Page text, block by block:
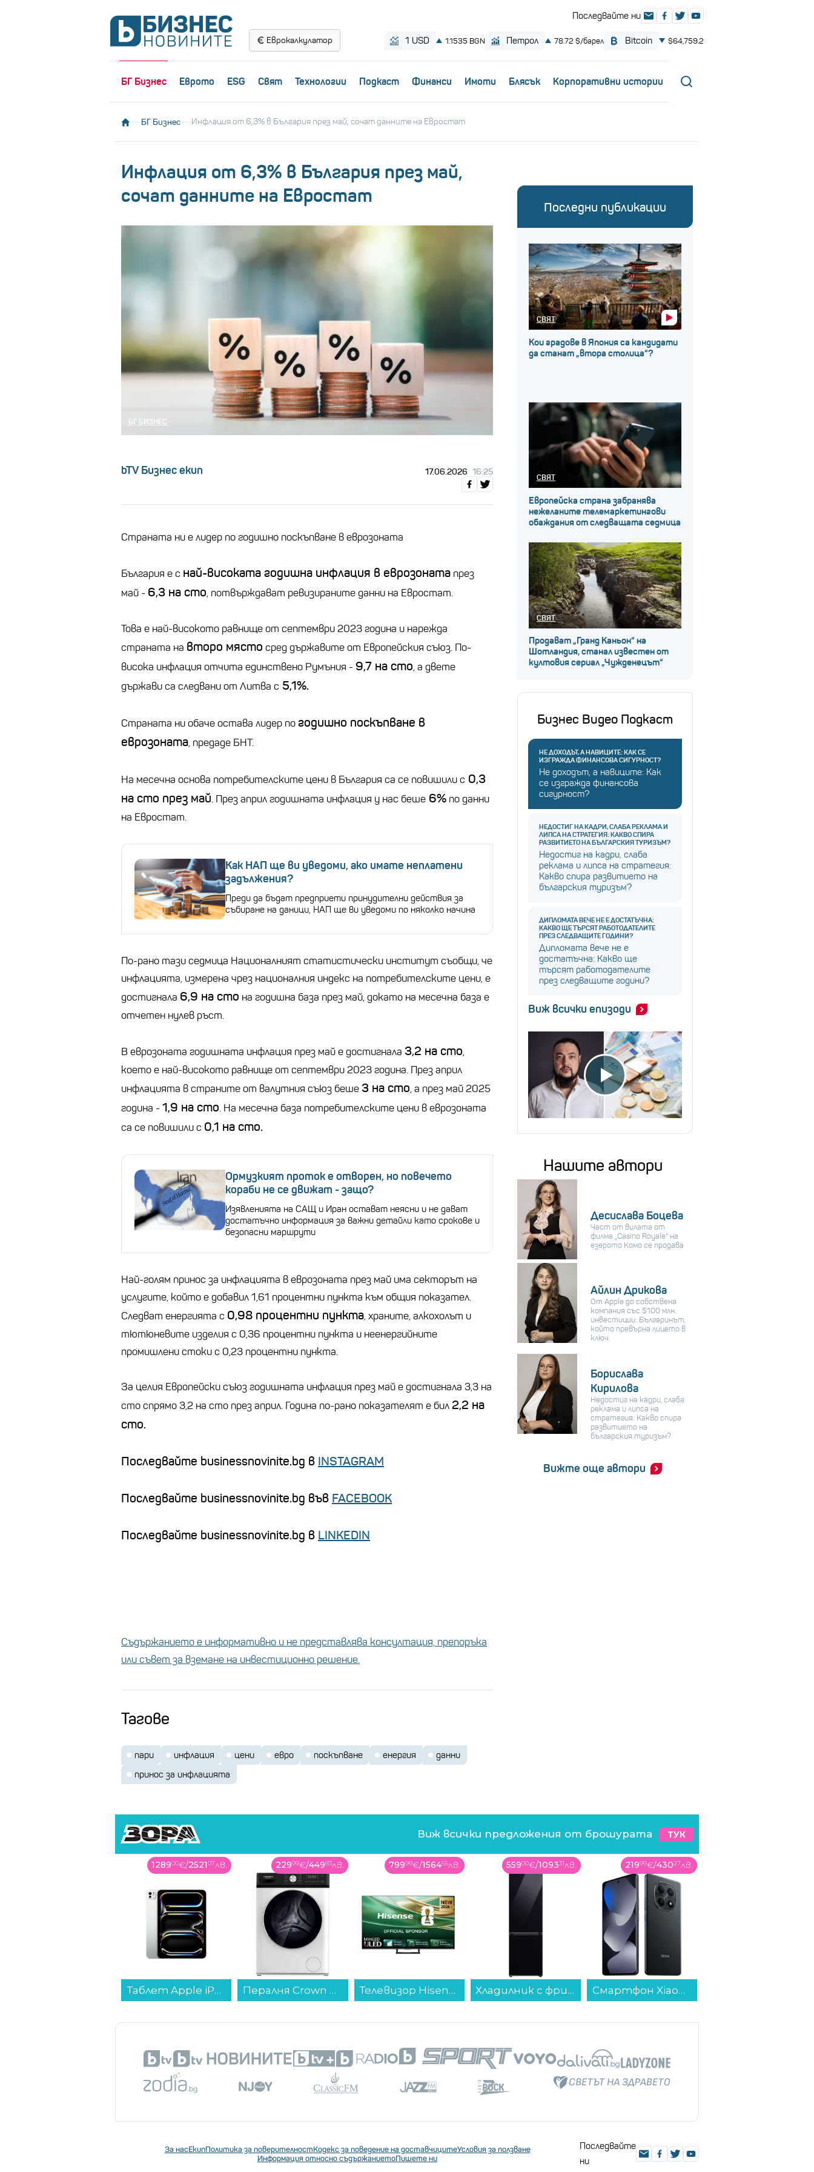
Еврокалкулатор
БГ Бизнес Еврото ESG Свят Технологии Пoдкаст Финанси Имоти Блясък Корпоративни истории
БГ Бизнес Инфлация от 6,3% в България през май, сочат данните на Евростат
Инфлация от 6,3% в България през май,
сочат данните на Евростат
БГ БИЗНЕС
bTV Бизнес екип 17.06.2026 16:25
Страната ни е лидер по годишно поскъпване в еврозоната
България е с най-високата годишна инфлация в еврозоната през
май - 6,3 на сто, потвърждават ревизираните данни на Евростат.
Това е най-високото равнище от септември 2023 година и нарежда
страната на второ място сред държавите от Европейския съюз. По-
висока инфлация отчита единствено Румъния - 9,7 на сто, а двете
държави са следвани от Литва с 5,1%.
Страната ни обаче остава лидер погодишно поскъпване в
еврозоната, предаде БНТ.
На месечна основа потребителските цени в България са се повишили с 0,3
на сто през май. През април годишната инфлация у нас беше 6% по данни
на Евростат.
Как НАП ще ви уведоми, ако имате неплатени
задължения?
Преди да бъдат предприети принудителни действия за
събиране на даници, НАП ще ви уведоми по няколко начина
По-рано тази седмица Националният статистически институт съобщи, че
инфлацията, измерена чрез националния индекс на потребителските цени, е
достигнала 6,9 на сто на годишна база през май, докато на месечна база е
отчетен нулев ръст.
В еврозоната годишната инфлация през май е достигнала 3,2 на сто,
което е най-високото равнище от септември 2023 година. През април
инфлацията в страните от валутния съюз беше 3 на сто, а през май 2025
година - 1,9 на сто. На месечна база потребителските цени в еврозоната
са се повишили с 0,1 на сто.
Ормузкият проток е отворен, но повечето
кораби не се движат - защо?
Изявленията на САЩ и Иран остават неясни и не дават
достатъчно информация за важни детайли като срокове и
безопасни маршрути
Най-голям принос за инфлацията в еврозоната през май има секторът на
услугите, който е добавил 1,61 процентни пункта към общия показател.
Следват енергията с 0,98 процентни пункта, храните, алкохолът и
тютюневите изделия с 0,36 процентни пункта и неенергийните
промишлени стоки с 0,23 процентни пункта.
За целия Европейски съюз годишната инфлация през май е достигнала 3,3 на
сто спрямо 3,2 на сто през април. Година по-рано показателят е бил 2,2 на
сто.
Последвайте businessnovinite.bg в INSTAGRAM
Последвайте businessnovinite.bg във FACEBOOK
Последвайте businessnovinite.bg в LINKEDIN
Съдържанието е информативно и не представлява консултация, препоръка
или съвет за вземане на инвестиционно решение.
Тагове
пари инфлация цени евро поскъпване енергия
данни
принос за инфлацията
Последни публикации
СВЯТ
Кои градове в Япония са кандидати
да станат „втора столица“?
СВЯТ
Европейска страна забранява
нежеланите телемаркетингови
обаждания от следващата седмица
СВЯТ
Продават „Гранд Каньон“ на
Шотландия, станал известен от
култовия сериал „Чужденецът“
Бизнес Видео Подкаст
НЕ ДОХОДЪТ, А НАВИЦИТЕ: КАК СЕ
ИЗГРАЖДА ФИНАНСОВА СИГУРНОСТ?
Не доходът, а навиците: Как
се изгражда финансова
сигурност?
НЕДОСТИГ НА КАДРИ, СЛАБА РЕКЛАМА И
ЛИПСА НА СТРАТЕГИЯ: КАКВО СПИРА
РАЗВИТИЕТО НА БЪЛГАРСКИЯ ТУРИЗЪМ?
Недостиг на кадри, слаба
реклама и липса на стратегия:
Какво спира развитието на
българския туризъм?
ДИПЛОМАТА ВЕЧЕ НЕ Е ДОСТАТЪЧНА:
КАКВО ЩЕ ТЪРСЯТ РАБОТОДАТЕЛИТЕ
ПРЕЗ СЛЕДВАЩИТЕ ГОДИНИ?
Дипломата вече не е
достатъчна: Какво ще
търсят работодателите
през следващите години?
Виж всички епизоди
Нашите автори
Десислава Боцева
Част от вилата от
филма „Casino Royale“ на
езерото Комо се продава
Айлин Дрикова
От Apple до собствена
компания със $100 млн.
инвестиции: Българинът,
който превърна лицето в
ключ
Борислава
Кирилова
Недостиг на кадри, слаба
реклама и липса на
стратегия: Какво спира
развитието на
българския туризъм?
Вижте още автори
Виж всички предложения от брошурата ТУК
128900€/252107лв.
Таблет Apple iPad Pro 11" Wi-Fi 256GB Silver mdwl4 , 12 GB, 256 GB...
22999€/44983лв.
Пералня Crown CWM7012MW , 1200 об./мин., 7.00 kg, A , Бял...
79999€/156465лв.
Телевизор Hisense 75E8S , 189 см, 3840x2160 UHD-4K , 75 inch, Mini LED , Smart TV , VIDAA...
55900€/109331лв.
Хладилник с фризер Samsung RB34C7B5E22/EF , 344 l, E , No Frost , Черен...
21999€/43027лв.
Смартфон Xiaomi REDMI NOTE 15 256/8 MIDNIGHT BLACK , 256 GB, 8 GB...
За насЕкипПолитика за поверителностКодекс за поведение на доставчицитеУсловия за ползване
Информация относно съдържаниетоПишете ни
Последвайте
ни